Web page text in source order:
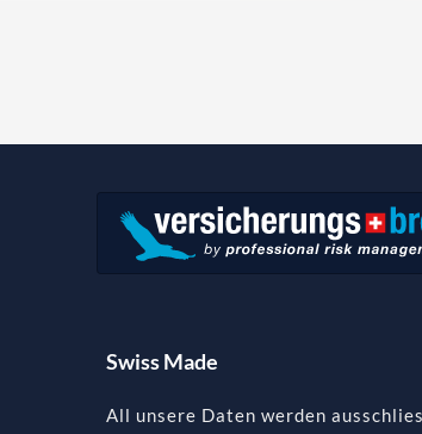
Swiss Made
All unsere Daten werden